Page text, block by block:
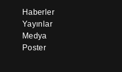
Haberler
Yayınlar
Medya
Poster